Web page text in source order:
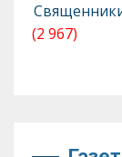
Священники
(2 967)